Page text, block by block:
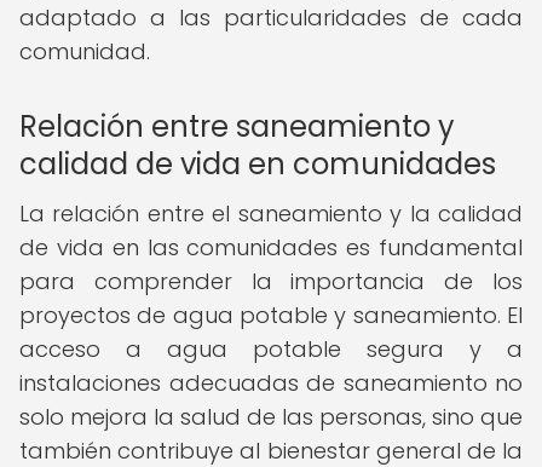
adaptado a las particularidades de cada
comunidad.
Relación entre saneamiento y
calidad de vida en comunidades
La relación entre el saneamiento y la calidad
de vida en las comunidades es fundamental
para comprender la importancia de los
proyectos de agua potable y saneamiento. El
acceso a agua potable segura y a
instalaciones adecuadas de saneamiento no
solo mejora la salud de las personas, sino que
también contribuye al bienestar general de la